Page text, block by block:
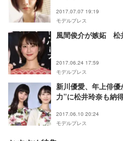
2017.07.07 19:19
モデルプレス
風間俊介が嫉妬 松
2017.06.24 17:59
モデルプレス
新川優愛、年上俳
力”に松井玲奈も納
2017.06.10 20:24
モデルプレス